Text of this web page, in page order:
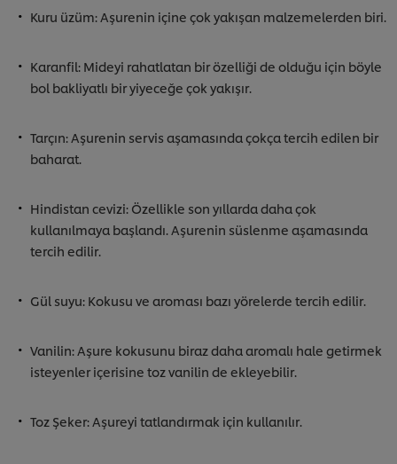
Kuru üzüm: Aşurenin içine çok yakışan malzemelerden biri.
Karanfil: Mideyi rahatlatan bir özelliği de olduğu için böyle
bol bakliyatlı bir yiyeceğe çok yakışır.
Tarçın: Aşurenin servis aşamasında çokça tercih edilen bir
baharat.
Hindistan cevizi: Özellikle son yıllarda daha çok
kullanılmaya başlandı. Aşurenin süslenme aşamasında
tercih edilir.
Gül suyu: Kokusu ve aroması bazı yörelerde tercih edilir.
Vanilin: Aşure kokusunu biraz daha aromalı hale getirmek
isteyenler içerisine toz vanilin de ekleyebilir.
Toz Şeker: Aşureyi tatlandırmak için kullanılır.